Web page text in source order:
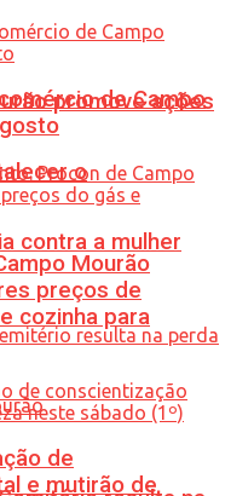
promove ações
o
contra a mulher
de Campo
Mourão
preços de
cozinha para
de
e mutirão de